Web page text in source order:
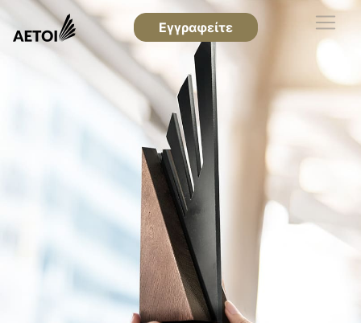
Εγγραφείτε